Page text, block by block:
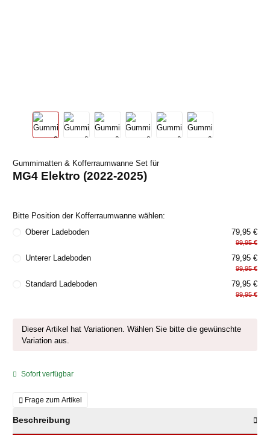
Gummimatten & Kofferraumwanne Set für
MG4 Elektro (2022-2025)
Bitte Position der Kofferraumwanne wählen:
Oberer Ladeboden
79,95 €
99,95 €
Unterer Ladeboden 79,95 €
99,95 €
Standard Ladeboden 79,95 €
99,95 €
xDieser Artikel hat Variationen. Wählen Sie bitte die gewünschte
Variation aus.
Sofort verfügbar
Frage zum Artikel
Beschreibung